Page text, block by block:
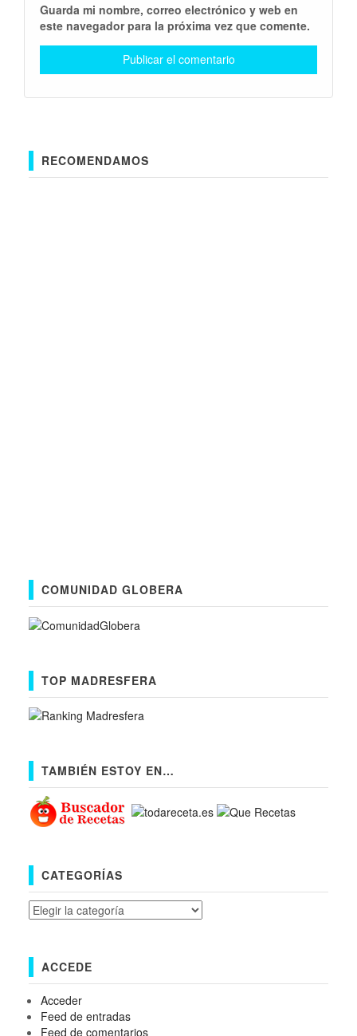
Guarda mi nombre, correo electrónico y web en
este navegador para la próxima vez que comente.
RECOMENDAMOS
COMUNIDAD GLOBERA
TOP MADRESFERA
TAMBIÉN ESTOY EN…
CATEGORÍAS
Categorías
ACCEDE
Acceder
Feed de entradas
Feed de comentarios